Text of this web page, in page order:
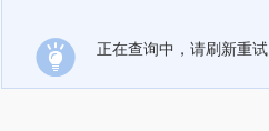
正在查询中，请刷新重试